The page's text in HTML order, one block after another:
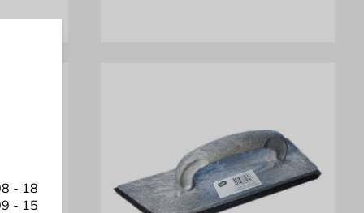
- 18
- 15